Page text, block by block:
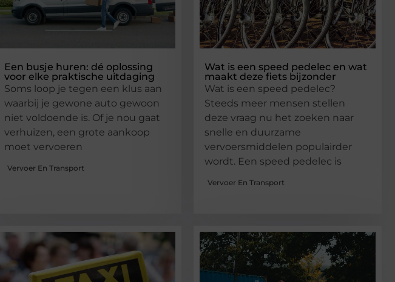
Een busje huren: dé oplossing
voor elke praktische uitdaging
Soms loop je tegen een klus aan
waarbij je gewone auto gewoon
niet voldoende is. Of je nou gaat
verhuizen, een grote aankoop
moet vervoeren
Vervoer En Transport
Wat is een speed pedelec en wat
maakt deze fiets bijzonder
Wat is een speed pedelec?
Steeds meer mensen stellen
deze vraag nu het zoeken naar
snelle en duurzame
vervoersmiddelen populairder
wordt. Een speed pedelec is
Vervoer En Transport